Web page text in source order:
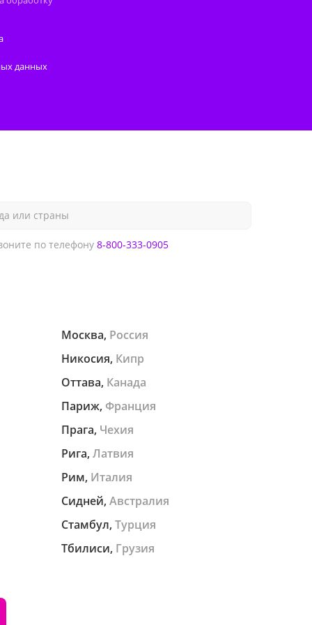
данных
или страны
Москва, Россия
Никосия, Кипр
Оттава, Канада
Париж, Франция
Прага, Чехия
Рига, Латвия
Рим, Италия
Сидней, Австралия
Стамбул, Турция
Тбилиси, Грузия
по телефону 8-800-333-0905